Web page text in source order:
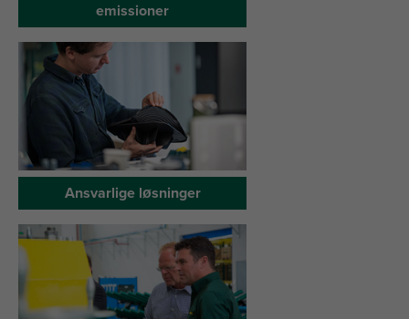
emissioner
Ansvarlige løsninger